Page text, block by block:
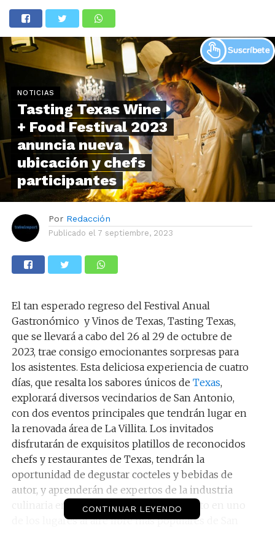
NOTICIAS
Tasting Texas Wine
+ Food Festival 2023
anuncia nueva
ubicación y chefs
participantes
Por Redacción
Publicado el 7 septiembre, 2023
El tan esperado regreso del Festival Anual
Gastronómico y Vinos de Texas, Tasting Texas,
que se llevará a cabo del 26 al 29 de octubre de
2023, trae consigo emocionantes sorpresas para
los asistentes. Esta deliciosa experiencia de cuatro
días, que resalta los sabores únicos de Texas,
explorará diversos vecindarios de San Antonio,
con dos eventos principales que tendrán lugar en
la renovada área de La Villita. Los invitados
disfrutarán de exquisitos platillos de reconocidos
chefs y restaurantes de Texas, tendrán la
oportunidad de degustar cocteles y bebidas de
autor, y aprenderán de expertos de la industria
culinaria en paneles educativos, todo esto en uno
de los lugares al aire libre más populares de San
CONTINUAR LEYENDO